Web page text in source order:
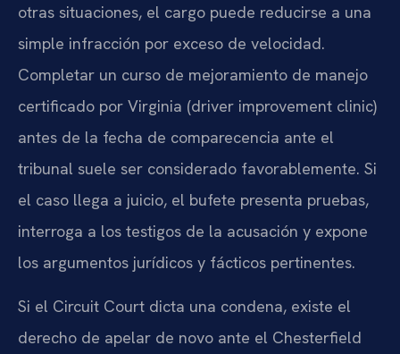
otras situaciones, el cargo puede reducirse a una
simple infracción por exceso de velocidad.
Completar un curso de mejoramiento de manejo
certificado por Virginia (driver improvement clinic)
antes de la fecha de comparecencia ante el
tribunal suele ser considerado favorablemente. Si
el caso llega a juicio, el bufete presenta pruebas,
interroga a los testigos de la acusación y expone
los argumentos jurídicos y fácticos pertinentes.
Si el Circuit Court dicta una condena, existe el
derecho de apelar de novo ante el Chesterfield